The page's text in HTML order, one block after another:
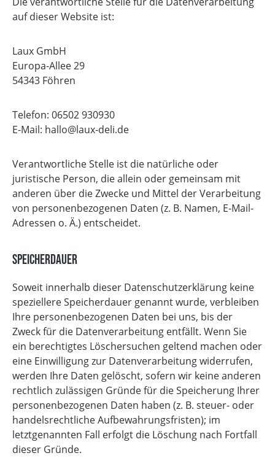
auf dieser Website ist:
Laux GmbH
Europa-Allee 29
54343 Föhren
Telefon: 06502 930930
E-Mail: hallo@laux-deli.de
Verantwortliche Stelle ist die natürliche oder
juristische Person, die allein oder gemeinsam mit
anderen über die Zwecke und Mittel der Verarbeitung
von personenbezogenen Daten (z. B. Namen, E-Mail-
Adressen o. Ä.) entscheidet.
Speicherdauer
Soweit innerhalb dieser Datenschutzerklärung keine
speziellere Speicherdauer genannt wurde, verbleiben
Ihre personenbezogenen Daten bei uns, bis der
Zweck für die Datenverarbeitung entfällt. Wenn Sie
ein berechtigtes Löschersuchen geltend machen oder
eine Einwilligung zur Datenverarbeitung widerrufen,
werden Ihre Daten gelöscht, sofern wir keine anderen
rechtlich zulässigen Gründe für die Speicherung Ihrer
personenbezogenen Daten haben (z. B. steuer- oder
handelsrechtliche Aufbewahrungsfristen); im
letztgenannten Fall erfolgt die Löschung nach Fortfall
dieser Gründe.